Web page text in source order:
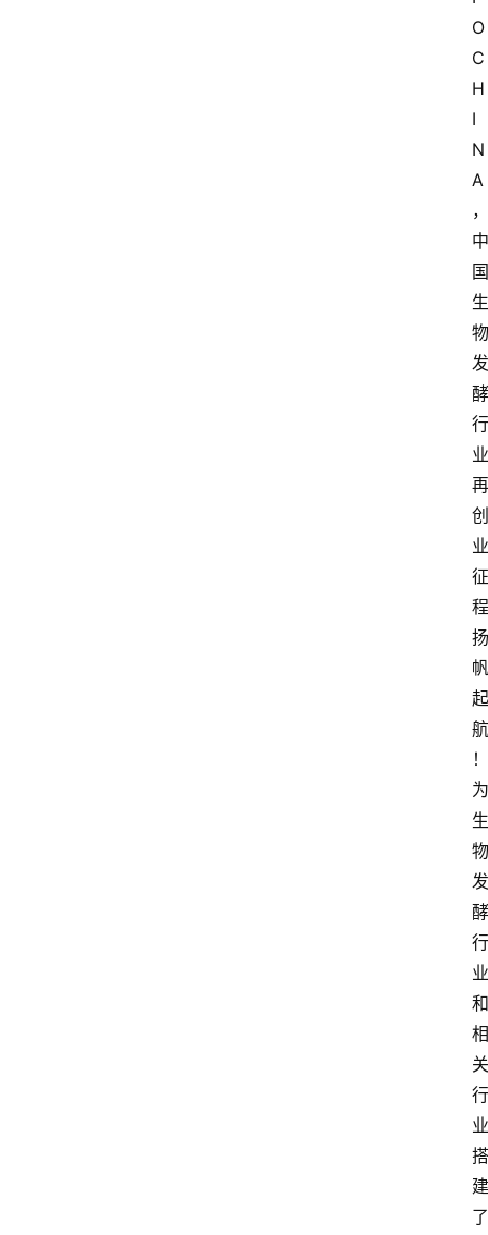
O
C
H
I
N
A
，
中
国
生
物
发
酵
行
业
再
创
业
征
程
扬
帆
起
航
！
为
生
物
发
酵
行
业
和
相
关
行
业
搭
建
了